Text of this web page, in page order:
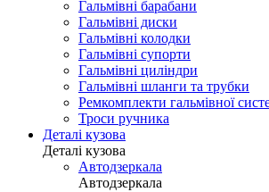
Гальмівні барабани
Гальмівні диски
Гальмівні колодки
Гальмівні супорти
Гальмівні циліндри
Гальмівні шланги та трубки
Ремкомплекти гальмівної
Троси ручника
Деталі кузова
Деталі кузова
Автодзеркала
Автодзеркала